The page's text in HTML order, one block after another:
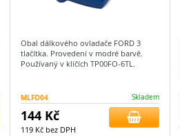
Obal dálkového ovladače FORD 3
tlačítka. Provedení v modré barvě.
Používaný v klíčích TP00FO-6TL.
MLFO04 Skladem
144 Kč
119 Kč bez DPH